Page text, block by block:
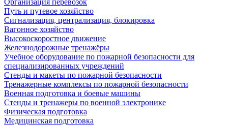
Организация перевозок
Путь и путевое хозяйство
Сигнализация, централизация, блокировка
Вагонное хозяйство
Высокоскоростное движение
Железнодорожные тренажёры
Учебное оборудование по пожарной безопасности для
специализированных учреждений
Стенды и макеты по пожарной безопасности
Тренажерные комплексы по пожарной безопасности
Военная подготовка и боевые машины
Стенды и тренажеры по военной электронике
Физическая подготовка
Медицинская подготовка